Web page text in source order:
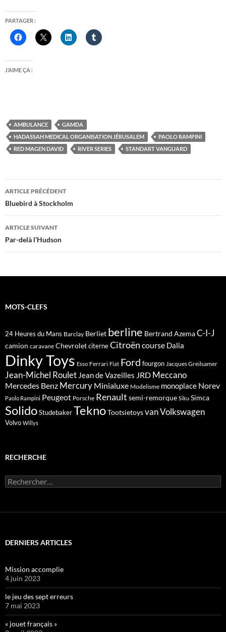
PARTAGER :
J’AIME ÇA :
AMBULANCE
GAMDA
HADASSAH MEDICAL ORGANISATION JÉRUSALEM
PAOLO RAMPINI
RED MAGEN DAVID
RIVER SERIES STANDART VANGUARD
Navigation
des
articles
ARTICLE PRÉCÉDENT
Bluebird à Stockholm
ARTICLE SUIVANT
Par-delà l’Hudson
MOTS-CLEFS
24 Heures du Mans Barclay Berliet berline Bertrand AzemaC-I-J
camion caravane ChevroletciterneCitroën course Dalia
Dinky Toys Esso Ferrari Fiat Ford fourgon Jacques Greilsamer
Jean-Michel Roulet Jean de Vazeilles JRD Meccano
Mercedes Benz Mercury Minialuxe Modelisme monoplace Norev
Paolo Rampini Peugeot Porsche Renault semi-remorque Siku Simca
SolidoStudebakerTeknoTootsietoysvanVolkswagen
Volvo Willys
RECHERCHE
Rechercher :
DERNIERS ARTICLES
Mission accomplie
4 juin 2023
le jeu des sept erreurs
7 mai 2023
« jouet français »